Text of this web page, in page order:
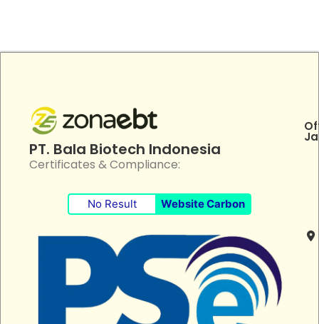
PT. Bala Biotech Indonesia
Certificates & Compliance:
No Result Website Carbon